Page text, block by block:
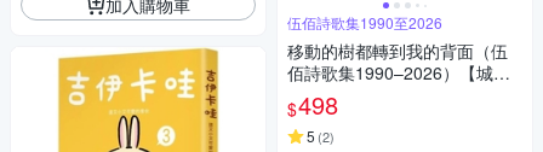
伍佰詩歌集1990至2026
移動的樹都轉到我的背面（伍
佰詩歌集1990–2026）【城邦
讀書花園】
$498
5 (2)